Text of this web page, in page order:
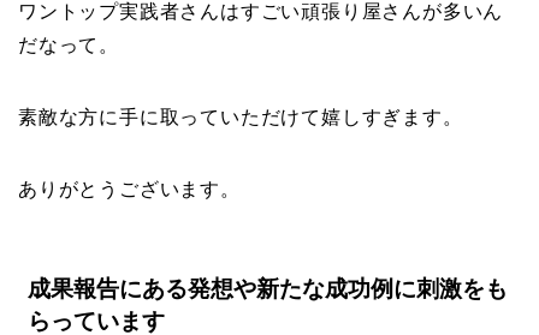
ワントップ実践者さんはすごい頑張り屋さんが多いん
だなって。
素敵な方に手に取っていただけて嬉しすぎます。
ありがとうございます。
成果報告にある発想や新たな成功例に刺激をも
らっています